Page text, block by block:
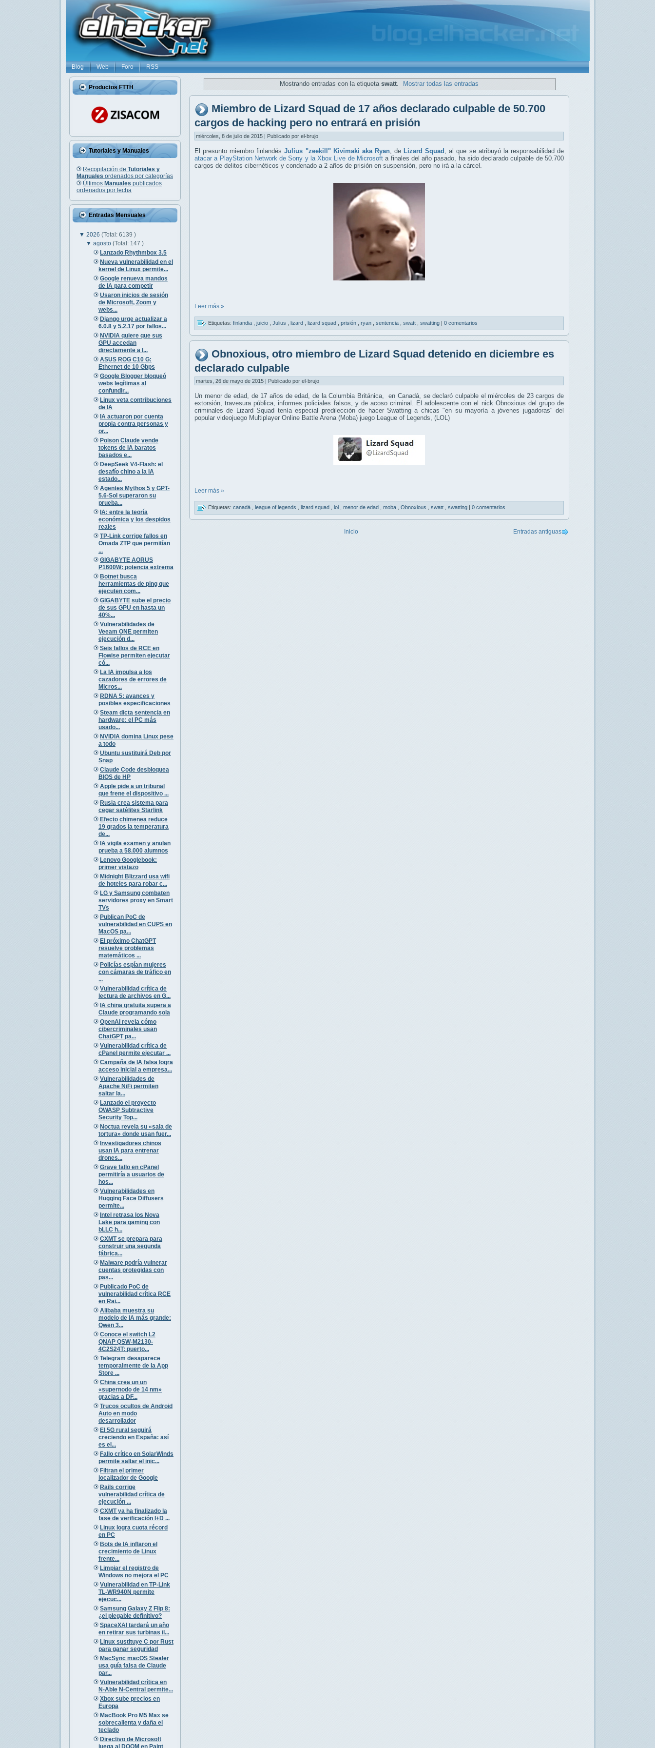
Blog Web Foro RSS
Productos FTTH
Tutoriales y Manuales
Recopilación de Tutoriales y
Manuales ordenados por categorías
Últimos Manuales publicados
ordenados por fecha
Entradas Mensuales
▼ 2026 (Total: 6139 )
▼agosto(Total: 147 )
Lanzado Rhythmbox 3.5
Nueva vulnerabilidad en el
kernel de Linux permite...
Google renueva mandos
de IA para competir
Usaron inicios de sesión
de Microsoft, Zoom y
webs...
Django urge actualizar a
6.0.8 y 5.2.17 por fallos...
NVIDIA quiere que sus
GPU accedan
directamente a l...
ASUS ROG C10 G:
Ethernet de 10 Gbps
Google Blogger bloqueó
webs legítimas al
confundir...
Linux veta contribuciones
de IA
IA actuaron por cuenta
propia contra personas y
or...
Poison Claude vende
tokens de IA baratos
basados e...
DeepSeek V4-Flash: el
desafío chino a la IA
estado...
Agentes Mythos 5 y GPT-
5.6-Sol superaron su
prueba...
IA: entre la teoría
económica y los despidos
reales
TP-Link corrige fallos en
Omada ZTP que permitían
...
GIGABYTE AORUS
P1600W: potencia extrema
Botnet busca
herramientas de ping que
ejecuten com...
GIGABYTE sube el precio
de sus GPU en hasta un
40%...
Vulnerabilidades de
Veeam ONE permiten
ejecución d...
Seis fallos de RCE en
Flowise permiten ejecutar
có...
La IA impulsa a los
cazadores de errores de
Micros...
RDNA 5: avances y
posibles especificaciones
Steam dicta sentencia en
hardware: el PC más
usado...
NVIDIA domina Linux pese
a todo
Ubuntu sustituirá Deb por
Snap
Claude Code desbloquea
BIOS de HP
Apple pide a un tribunal
que frene el dispositivo ...
Rusia crea sistema para
cegar satélites Starlink
Efecto chimenea reduce
19 grados la temperatura
de...
IA vigila examen y anulan
prueba a 58.000 alumnos
Lenovo Googlebook:
primer vistazo
Midnight Blizzard usa wifi
de hoteles para robar c...
LG y Samsung combaten
servidores proxy en Smart
TVs
Publican PoC de
vulnerabilidad en CUPS en
MacOS pa...
El próximo ChatGPT
resuelve problemas
matemáticos ...
Policías espían mujeres
con cámaras de tráfico en
...
Vulnerabilidad crítica de
lectura de archivos en G...
IA china gratuita supera a
Claude programando sola
OpenAI revela cómo
cibercriminales usan
ChatGPT pa...
Vulnerabilidad crítica de
cPanel permite ejecutar ...
Campaña de IA falsa logra
acceso inicial a empresa...
Vulnerabilidades de
Apache NiFi permiten
saltar la...
Lanzado el proyecto
OWASP Subtractive
Security Top...
Noctua revela su «sala de
tortura» donde usan fuer...
Investigadores chinos
usan IA para entrenar
drones...
Grave fallo en cPanel
permitiría a usuarios de
hos...
Vulnerabilidades en
Hugging Face Diffusers
permite...
Intel retrasa los Nova
Lake para gaming con
bLLC h...
CXMT se prepara para
construir una segunda
fábrica...
Malware podría vulnerar
cuentas protegidas con
pas...
Publicado PoC de
vulnerabilidad crítica RCE
en Rai...
Alibaba muestra su
modelo de IA más grande:
Qwen 3...
Conoce el switch L2
QNAP QSW-M2130-
4C2S24T: puerto...
Telegram desaparece
temporalmente de la App
Store ...
China crea un un
«supernodo de 14 nm»
gracias a DF...
Trucos ocultos de Android
Auto en modo
desarrollador
El 5G rural seguirá
creciendo en España: así
es el...
Fallo crítico en SolarWinds
permite saltar el inic...
Filtran el primer
localizador de Google
Rails corrige
vulnerabilidad crítica de
ejecución ...
CXMT ya ha finalizado la
fase de verificación I+D ...
Linux logra cuota récord
en PC
Bots de IA inflaron el
crecimiento de Linux
frente...
Limpiar el registro de
Windows no mejora el PC
Vulnerabilidad en TP-Link
TL-WR940N permite
ejecuc...
Samsung Galaxy Z Flip 8:
¿el plegable definitivo?
SpaceXAI tardará un año
en retirar sus turbinas il...
Linux sustituye C por Rust
para ganar seguridad
MacSync macOS Stealer
usa guía falsa de Claude
par...
Vulnerabilidad crítica en
N-Able N-Central permite...
Xbox sube precios en
Europa
MacBook Pro M5 Max se
sobrecalienta y daña el
teclado
Directivo de Microsoft
juega al DOOM en Paint
Mostrando entradas con la etiqueta swatt. Mostrar todas las entradas
Miembro de Lizard Squad de 17 años declarado culpable de 50.700
cargos de hacking pero no entrará en prisión
miércoles, 8 de julio de 2015 | Publicado por el-brujo
El presunto miembro finlandésJulius "zeekill" Kivimaki aka Ryan, de Lizard Squad , al que se atribuyó la responsabilidad de
atacar a PlayStation Network de Sony y la Xbox Live de Microsoft a finales del año pasado, ha sido declarado culpable de 50.700
cargos de delitos cibernéticos y condenado a 2 años de prisión en suspensión, pero no irá a la cárcel.
Leer más »
Etiquetas: finlandia juicio Julius lizard lizard squad prisión ryan sentencia swatt swatting | 0 comentarios
Obnoxious, otro miembro de Lizard Squad detenido en diciembre es
declarado culpable
martes, 26 de mayo de 2015 | Publicado por el-brujo
Un menor de edad, de 17 años de edad, de la Columbia Británica, en Canadá, se declaró culpable el miércoles de 23 cargos de
extorsión, travesura pública, informes policiales falsos, y de acoso criminal. El adolescente con el nick Obnoxious del grupo de
criminales de Lizard Squad tenía especial predilección de hacer Swatting a chicas "en su mayoría a jóvenes jugadoras" del
popular videojuego Multiplayer Online Battle Arena (Moba) juego League of Legends, (LOL)
Leer más »
Etiquetas: canadá league of legends lizard squad lol menor de edad moba Obnoxious swatt swatting 0 comentarios
Entradas antiguas
Inicio